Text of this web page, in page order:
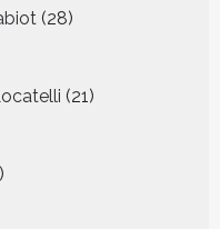
28
producten
21
producten
producten